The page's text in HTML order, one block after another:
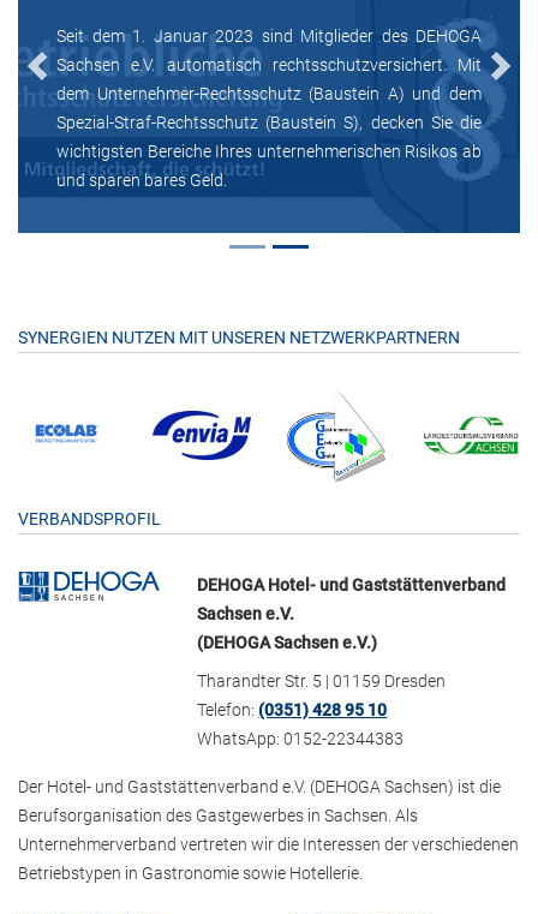
Seit dem 1. Januar 2023 sind Mitglieder des DEHOGA
Sachsen e.V. automatisch rechtsschutzversichert. Mit
dem Unternehmer-Rechtsschutz (Baustein A) und dem
Spezial-Straf-Rechtsschutz (Baustein S), decken Sie die
wichtigsten Bereiche Ihres unternehmerischen Risikos ab
und sparen bares Geld.
Previous Next
SYNERGIEN NUTZEN MIT UNSEREN NETZWERKPARTNERN
VERBANDSPROFIL
DEHOGA Hotel- und Gaststättenverband
Sachsen e.V.
(DEHOGA Sachsen e.V.)
Tharandter Str. 5 | 01159 Dresden
Telefon:(0351) 428 95 10
WhatsApp: 0152-22344383
Der Hotel- und Gaststättenverband e.V. (DEHOGA Sachsen) ist die
Berufsorganisation des Gastgewerbes in Sachsen. Als
Unternehmerverband vertreten wir die Interessen der verschiedenen
Betriebstypen in Gastronomie sowie Hotellerie.